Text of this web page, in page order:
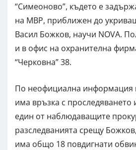
“Симеоново”, където е
на МВР, приближен до
Васил Божков, научи NOVA.
и в офис на охранителна
“Черковна” 38.
По неофициална информация
има връзка с проследяването
един от наблюдаващите
разследванията срещу
има общо 18 повдигнати